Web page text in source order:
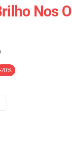
Nos
-20%